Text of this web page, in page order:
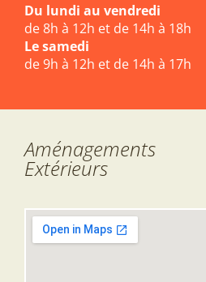
Du lundi au vendredi
de 8h à 12h et de 14h à 18h
Le samedi
de 9h à 12h et de 14h à 17h
Aménagements
Extérieurs